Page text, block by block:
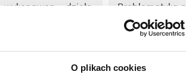
O plikach cookies
wykonawca – dzieło
in art
Problematyka
interpretacji
preparation
vocal,
instrumental